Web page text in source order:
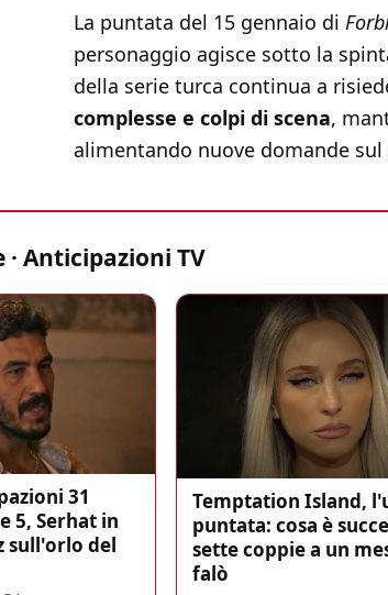
La puntata del 15 gennaio di
personaggio agisce sotto la
della serie turca continua a
complesse e colpi di scena,
alimentando nuove domande
Anticipazioni TV
31
5, Serhat in
sull'orlo del
Temptation Island,
puntata: cosa è
sette coppie a un
falò